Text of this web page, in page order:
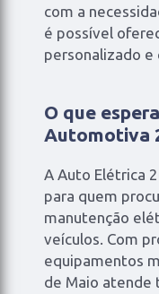
com a
é possível
personalizado e
O que
Automotiva
A Auto Elétrica
para quem
manutenção
veículos. Com
equipamentos
de Maio atende